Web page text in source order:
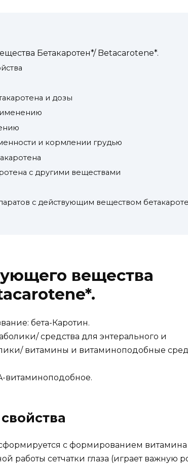
Бетакаротен*/ Betacarotene*.
и дозы
и кормлении грудью
с другими веществами
с действующим веществом
вещества
бета-Каротин.
средства для энтерального и
витамины и витаминоподобные
витаминоподобное.
с формированием витамина
работы сетчатки глаза (играет важную